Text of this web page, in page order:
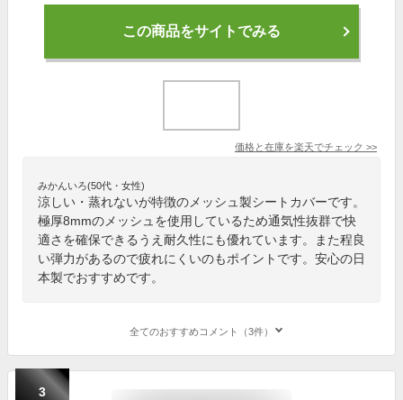
この商品をサイトでみる
価格と在庫を楽天でチェック >>
みかんいろ(50代・女性)
涼しい・蒸れないが特徴のメッシュ製シートカバーです。
極厚8mmのメッシュを使用しているため通気性抜群で快
適さを確保できるうえ耐久性にも優れています。また程良
い弾力があるので疲れにくいのもポイントです。安心の日
本製でおすすめです。
全てのおすすめコメント（3件）
3